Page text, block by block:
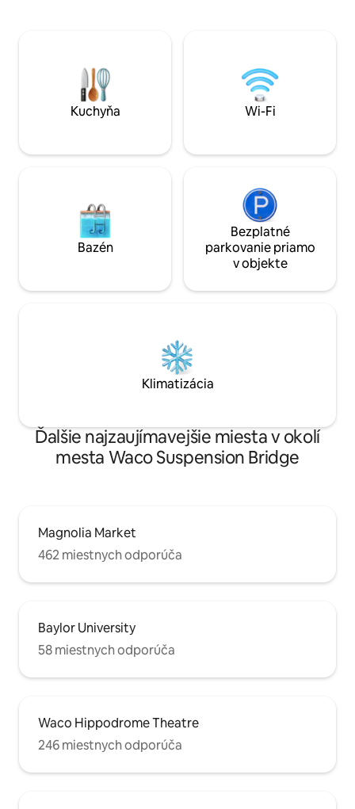
Jedna spálňa s jednou manželskou
posteľou - Jedna spálňa s jednou
manželskou posteľou - Rozkladacia
pohovka s matracom Queen
nechať ujsť. Pošlite nám správu, ak sa
chcete dozvedieť
sprievodcu
Kuchyňa Wi-Fi
Bazén
Bezplatné
parkovanie priamo
v objekte
Klimatizácia
Ďalšie najzaujímavejšie miesta v okolí
mesta Waco Suspension Bridge
Magnolia Market
462 miestnych odporúča
Baylor University
58 miestnych odporúča
Waco Hippodrome Theatre
246 miestnych odporúča